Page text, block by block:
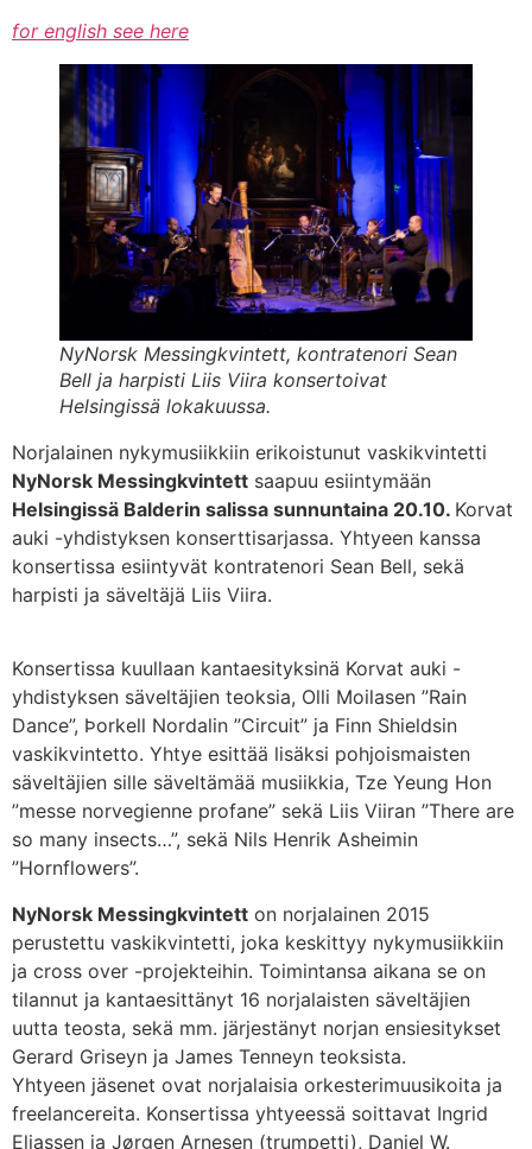
for english see here
NyNorsk Messingkvintett, kontratenori Sean
Bell ja harpisti Liis Viira konsertoivat
Helsingissä lokakuussa.
Norjalainen nykymusiikkiin erikoistunut vaskikvintetti
NyNorsk Messingkvintett saapuu esiintymään
Helsingissä Balderin salissa sunnuntaina 20.10. Korvat
auki -yhdistyksen konserttisarjassa. Yhtyeen kanssa
konsertissa esiintyvät kontratenori Sean Bell, sekä
harpisti ja säveltäjä Liis Viira.
Konsertissa kuullaan kantaesityksinä Korvat auki -
yhdistyksen säveltäjien teoksia, Olli Moilasen ”Rain
Dance”, Þorkell Nordalin ”Circuit” ja Finn Shieldsin
vaskikvintetto. Yhtye esittää lisäksi pohjoismaisten
säveltäjien sille säveltämää musiikkia, Tze Yeung Hon
”messe norvegienne profane” sekä Liis Viiran ”There are
so many insects…”, sekä Nils Henrik Asheimin
”Hornflowers”.
NyNorsk Messingkvintett on norjalainen 2015
perustettu vaskikvintetti, joka keskittyy nykymusiikkiin
ja cross over -projekteihin. Toimintansa aikana se on
tilannut ja kantaesittänyt 16 norjalaisten säveltäjien
uutta teosta, sekä mm. järjestänyt norjan ensiesitykset
Gerard Griseyn ja James Tenneyn teoksista.
Yhtyeen jäsenet ovat norjalaisia orkesterimuusikoita ja
freelancereita. Konsertissa yhtyeessä soittavat Ingrid
Eliassen ja Jørgen Arnesen (trumpetti), Daniel W.